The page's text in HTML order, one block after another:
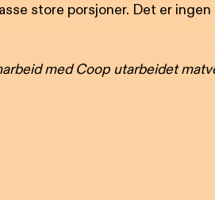
store porsjoner. Det er ingen
med Coop utarbeidet